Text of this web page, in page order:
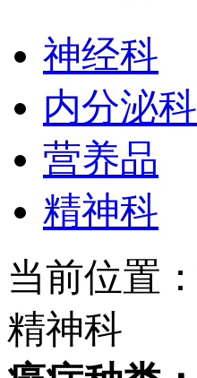
神经科
内分泌科
营养品
精神科
当前位置：
精神科